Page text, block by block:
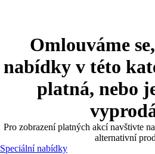
Omlouváme
nabídky v této
platná, nebo
Pro zobrazení platných akcí navštivte
alternativní
Speciální nabídky